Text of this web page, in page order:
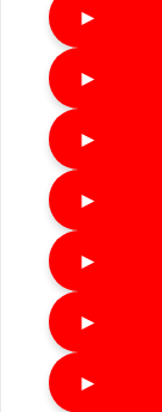
►
►
►
►
►
►
►